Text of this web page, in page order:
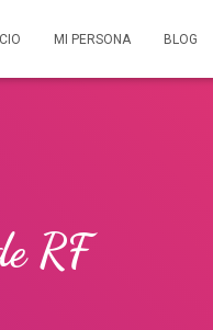
MI PERSONA BLOG
RF